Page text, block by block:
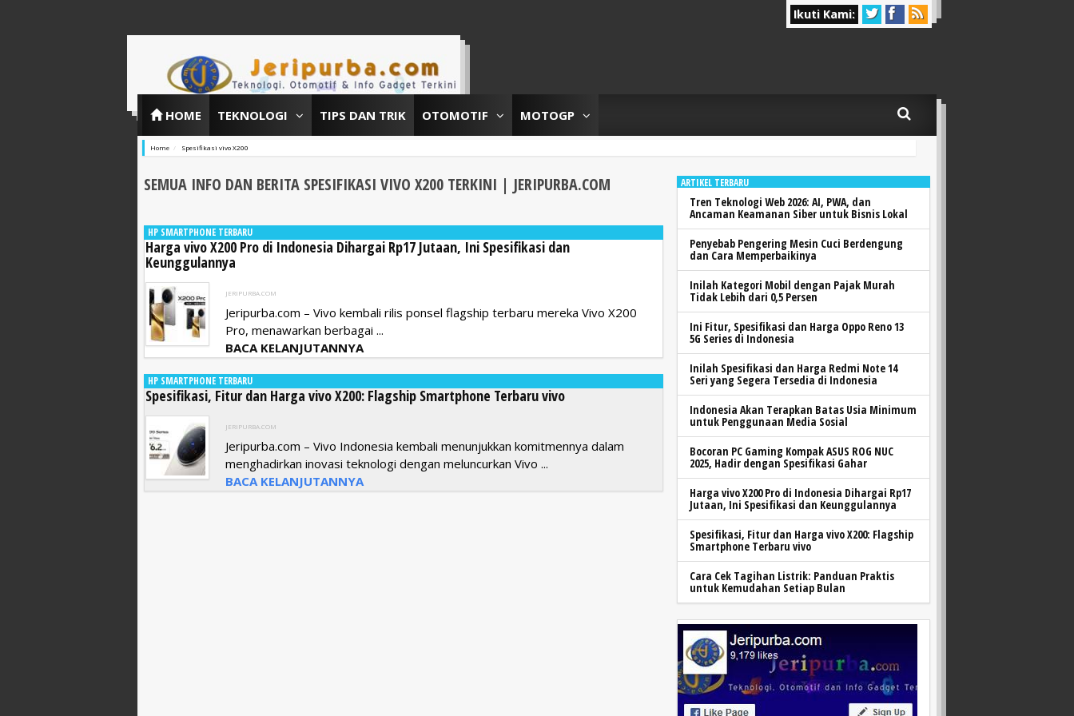
Ikuti Kami:
HOME TEKNOLOGI TIPS DAN TRIK OTOMOTIF MOTOGP
Home Spesifikasi vivo X200
SEMUA INFO DAN BERITA SPESIFIKASI VIVO X200 TERKINI | JERIPURBA.COM
HP SMARTPHONE TERBARU
Harga vivo X200 Pro di Indonesia Dihargai Rp17 Jutaan, Ini Spesifikasi dan
Keunggulannya
JERIPURBA.COM
Jeripurba.com – Vivo kembali rilis ponsel flagship terbaru mereka Vivo X200
Pro, menawarkan berbagai ...
BACA KELANJUTANNYA
HP SMARTPHONE TERBARU
Spesifikasi, Fitur dan Harga vivo X200: Flagship Smartphone Terbaru vivo
JERIPURBA.COM
Jeripurba.com – Vivo Indonesia kembali menunjukkan komitmennya dalam
menghadirkan inovasi teknologi dengan meluncurkan Vivo ...
BACA KELANJUTANNYA
ARTIKEL TERBARU
Tren Teknologi Web 2026: AI, PWA, dan
Ancaman Keamanan Siber untuk Bisnis Lokal
Penyebab Pengering Mesin Cuci Berdengung
dan Cara Memperbaikinya
Inilah Kategori Mobil dengan Pajak Murah
Tidak Lebih dari 0,5 Persen
Ini Fitur, Spesifikasi dan Harga Oppo Reno 13
5G Series di Indonesia
Inilah Spesifikasi dan Harga Redmi Note 14
Seri yang Segera Tersedia di Indonesia
Indonesia Akan Terapkan Batas Usia Minimum
untuk Penggunaan Media Sosial
Bocoran PC Gaming Kompak ASUS ROG NUC
2025, Hadir dengan Spesifikasi Gahar
Harga vivo X200 Pro di Indonesia Dihargai Rp17
Jutaan, Ini Spesifikasi dan Keunggulannya
Spesifikasi, Fitur dan Harga vivo X200: Flagship
Smartphone Terbaru vivo
Cara Cek Tagihan Listrik: Panduan Praktis
untuk Kemudahan Setiap Bulan